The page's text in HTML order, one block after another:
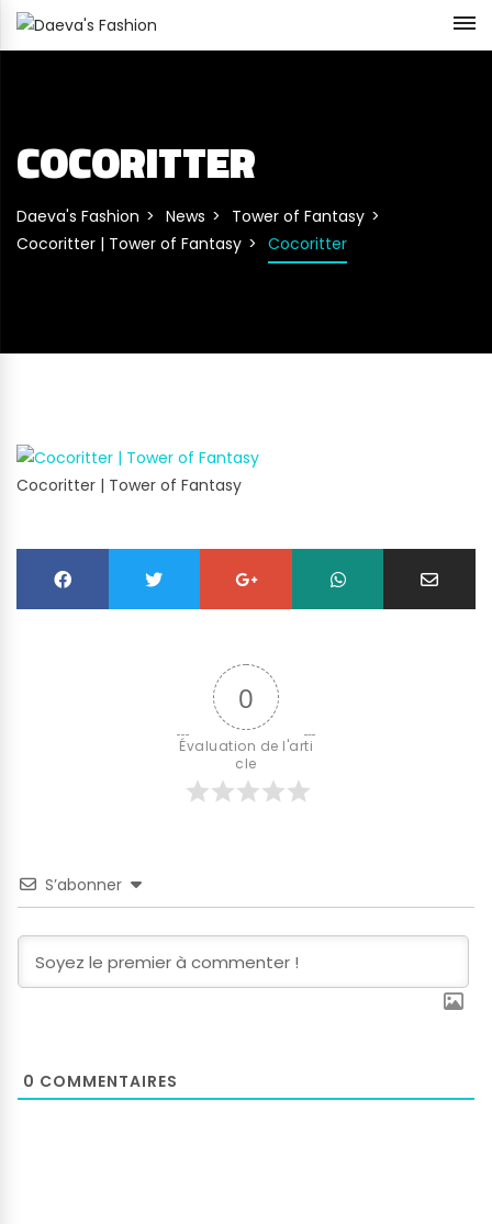
COCORITTER
Daeva's Fashion News
Tower of Fantasy
Cocoritter | Tower of Fantasy
Cocoritter
Cocoritter | Tower of Fantasy
0
Évaluation de l'arti
cle
S’abonner
0 COMMENTAIRES